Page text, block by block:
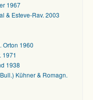
1967
& Esteve-Rav. 2003
Orton 1960
1971
1938
Kühner & Romagn.